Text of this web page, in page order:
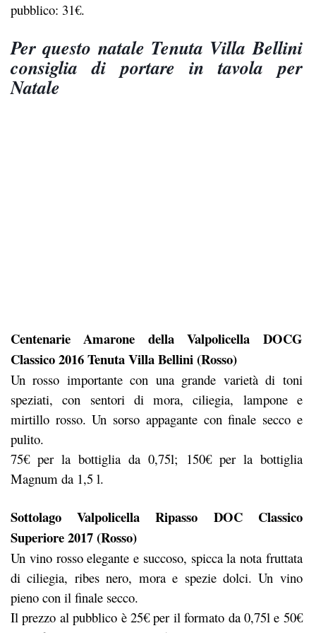
pubblico: 31€.
Per questo natale Tenuta Villa Bellini
consiglia di portare in tavola per
Natale
Centenarie Amarone della Valpolicella DOCG
Classico 2016 Tenuta Villa Bellini (Rosso)
Un rosso importante con una grande varietà di toni
speziati, con sentori di mora, ciliegia, lampone e
mirtillo rosso. Un sorso appagante con finale secco e
pulito.
75€ per la bottiglia da 0,75l; 150€ per la bottiglia
Magnum da 1,5 l.
Sottolago Valpolicella Ripasso DOC Classico
Superiore 2017 (Rosso)
Un vino rosso elegante e succoso, spicca la nota fruttata
di ciliegia, ribes nero, mora e spezie dolci. Un vino
pieno con il finale secco.
Il prezzo al pubblico è 25€ per il formato da 0,75l e 50€